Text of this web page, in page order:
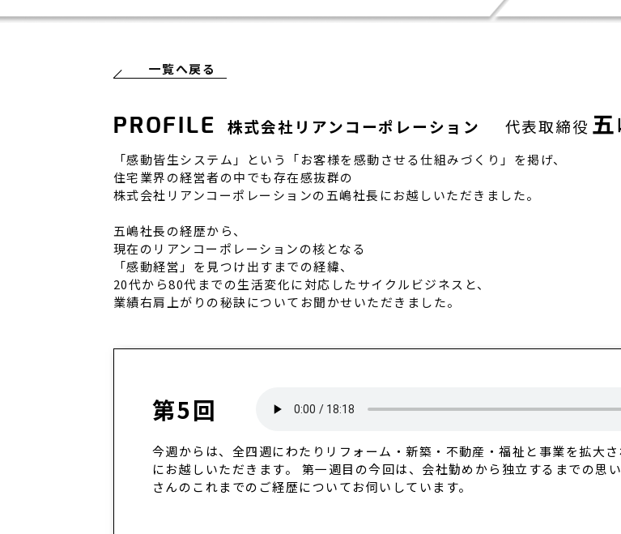
一覧へ戻る
PROFILE 株式会社リアンコーポレーション 代表取締役
「感動皆生システム」という「お客様を感動させる仕組みづくり」を掲げ、
住宅業界の経営者の中でも存在感抜群の
株式会社リアンコーポレーションの五嶋社長にお越しいただきました。
五嶋社長の経歴から、
現在のリアンコーポレーションの核となる
「感動経営」を見つけ出すまでの経緯、
20代から80代までの生活変化に対応したサイクルビジネスと、
業績右肩上がりの秘訣についてお聞かせいただきました。
第5回
今週からは、全四週にわたりリフォーム・新築・不動産・福祉と事業を拡大
にお越しいただきます。 第一週目の今回は、会社勤めから独立するまでの思
さんのこれまでのご経歴についてお伺いしています。